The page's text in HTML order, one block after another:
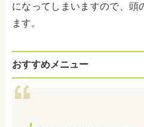
になってしまいますので、頭
ます。
おすすめメニュー